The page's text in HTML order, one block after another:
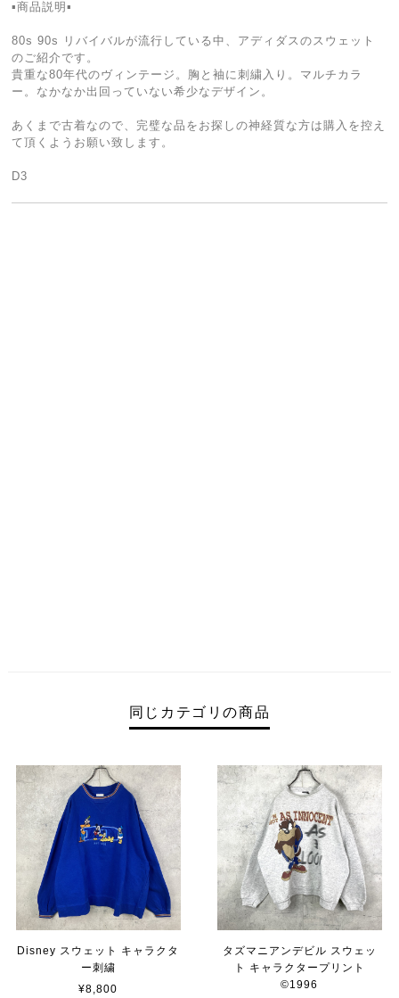
▪️商品説明▪️
80s 90s リバイバルが流行している中、アディダスのスウェット
のご紹介です。
貴重な80年代のヴィンテージ。胸と袖に刺繍入り。マルチカラ
ー。なかなか出回っていない希少なデザイン。
あくまで古着なので、完璧な品をお探しの神経質な方は購入を控え
て頂くようお願い致します。
D3
同じカテゴリの商品
Disney スウェット キャラクタ
ー刺繍
¥8,800
タズマニアンデビル スウェッ
ト キャラクタープリント
©︎1996